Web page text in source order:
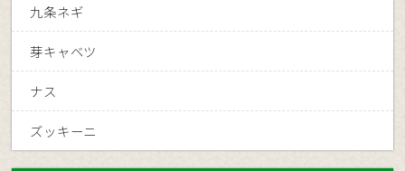
九条ネギ
芽キャベツ
ナス
ズッキーニ